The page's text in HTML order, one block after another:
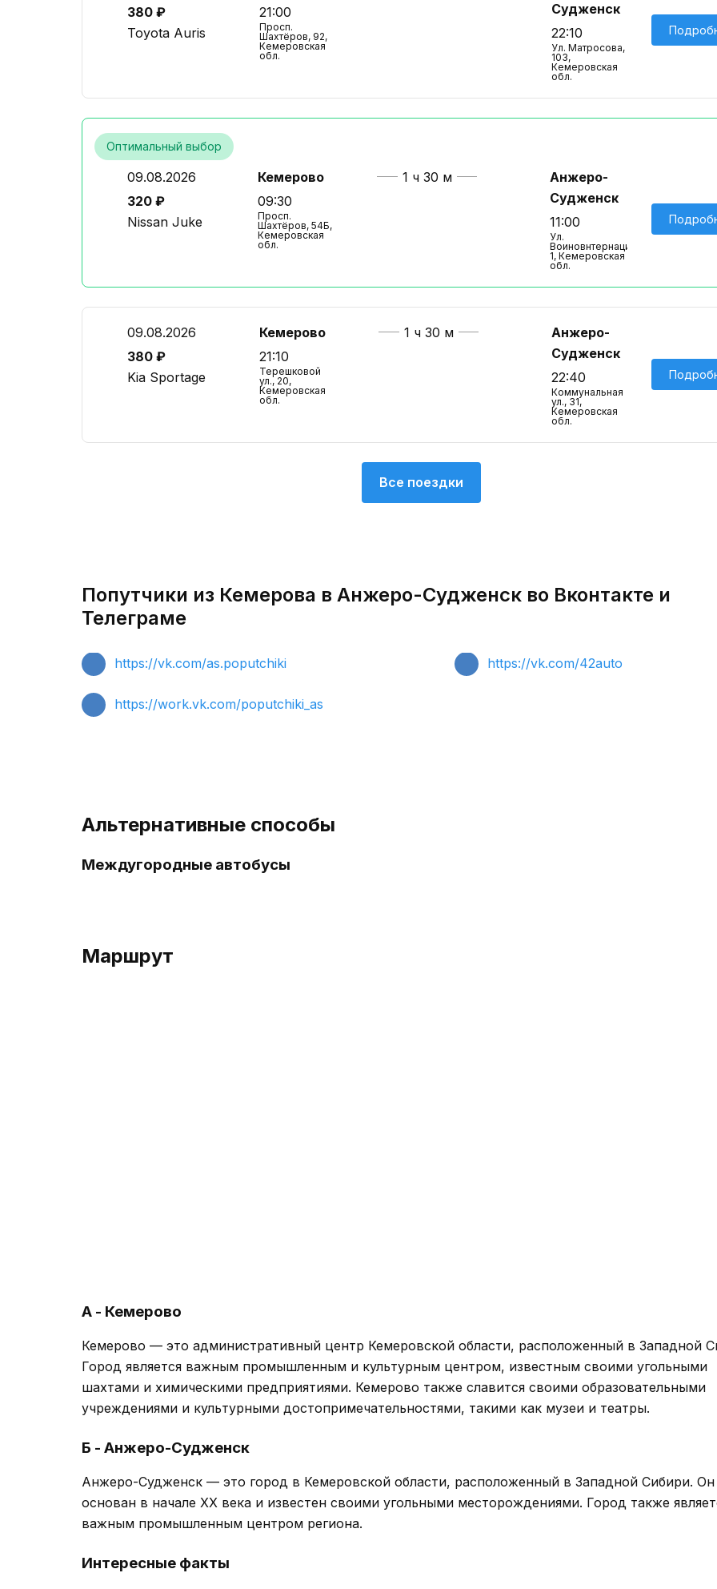
380 ₽
Toyota Auris
21:00
Просп.
Шахтёров, 92,
Кемеровская
обл.
Судженск
22:10
Ул. Матросова,
103,
Кемеровская
обл.
Оптимальный выбор
09.08.2026
320 ₽
Nissan Juke
Кемерово
09:30
Просп.
Шахтёров, 54Б,
Кемеровская
обл.
1 ч 30 м
Анжеро-
Судженск
11:00
Ул.
Воиновнтернационалистов,
1, Кемеровская
обл.
09.08.2026
380 ₽
Kia Sportage
Кемерово
21:10
Терешковой
ул., 20,
Кемеровская
обл.
1 ч 30 м
Анжеро-
Судженск
22:40
Коммунальная
ул., 31,
Кемеровская
обл.
Все поездки
Попутчики из Кемерова в Анжеро-Судженск во Вконтакте и
Телеграме
https://vk.com/as.poputchiki https://vk.com/42auto
https://work.vk.com/poputchiki_as
Альтернативные способы
Междугородные автобусы
Маршрут
А - Кемерово
Кемерово — это административный центр Кемеровской области, расположенный в Западной
Город является важным промышленным и культурным центром, известным своими угольными
шахтами и химическими предприятиями. Кемерово также славится своими образовательными
учреждениями и культурными достопримечательностями, такими как музеи и театры.
Б - Анжеро-Судженск
Анжеро-Судженск — это город в Кемеровской области, расположенный в Западной Сибири.
основан в начале XX века и известен своими угольными месторождениями. Город также
важным промышленным центром региона.
Интересные факты